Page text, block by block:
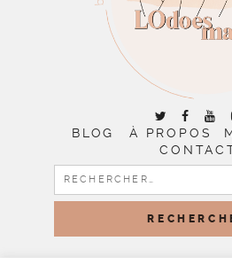
BLOG À PROPOS